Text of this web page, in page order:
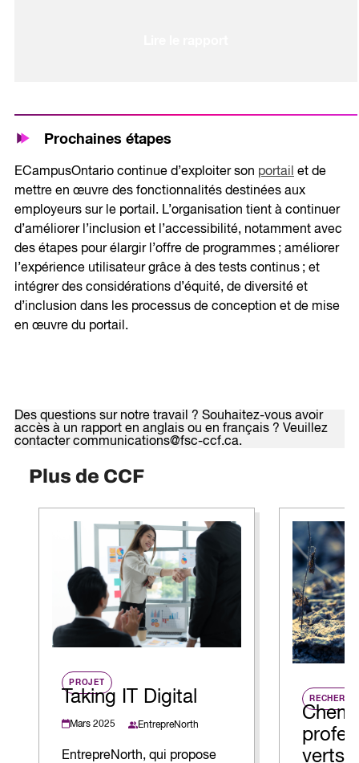
Prochaines étapes
ECampusOntario continue d’exploiter son portail et de
mettre en œuvre des fonctionnalités destinées aux
employeurs sur le portail. L’organisation tient à continuer
d’améliorer l’inclusion et l’accessibilité, notamment avec
des étapes pour élargir l’offre de programmes ; améliorer
l’expérience utilisateur grâce à des tests continus ; et
intégrer des considérations d’équité, de diversité et
d’inclusion dans les processus de conception et de mise
en œuvre du portail.
Des questions sur notre travail ? Souhaitez-vous avoir
accès à un rapport en anglais ou en français ? Veuillez
contacter communications@fsc-ccf.ca.
Plus de CCF
PROJET
Taking IT Digital
Mars 2025 EntrepreNorth
EntrepreNorth, qui propose
verts :